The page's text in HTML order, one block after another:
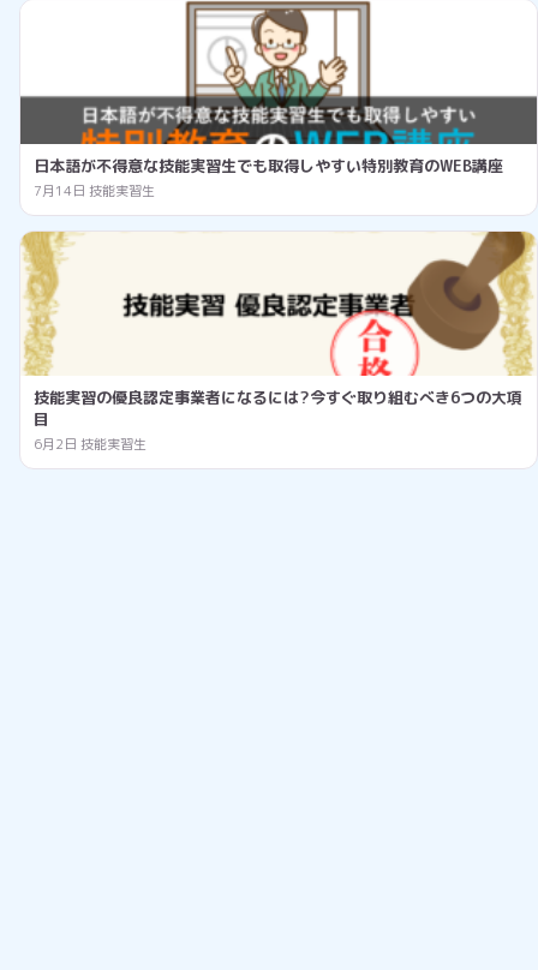
日本語が不得意な技能実習生でも取得しやすい特別教育のWEB講座
7月14日 技能実習生
技能実習の優良認定事業者になるには?今すぐ取り組むべき6つの大項
目
6月2日 技能実習生